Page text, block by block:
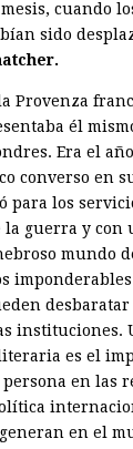
cuando
sido
Provenza
él
Era el
converso en
para los
guerra y con
mundo
instituciones.
es el
en las
en el